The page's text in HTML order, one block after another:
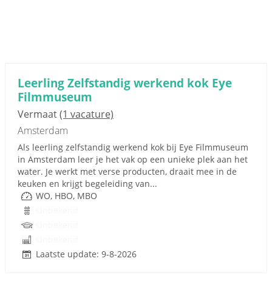
Leerling Zelfstandig werkend kok Eye
Filmmuseum
Vermaat(1 vacature)
Amsterdam
Als leerling zelfstandig werkend kok bij Eye Filmmuseum
in Amsterdam leer je het vak op een unieke plek aan het
water. Je werkt met verse producten, draait mee in de
keuken en krijgt begeleiding van...
WO, HBO, MBO
Laatste update: 9-8-2026